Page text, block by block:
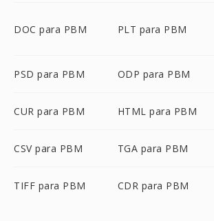
DOC para PBM PLT para PBM
PSD para PBM ODP para PBM
CUR para PBM HTML para PBM
CSV para PBM TGA para PBM
TIFF para PBM CDR para PBM